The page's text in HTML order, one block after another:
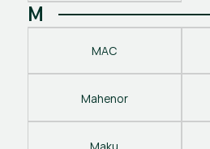
M
MAC
Mahenor